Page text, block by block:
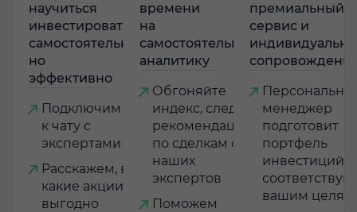
научиться
инвестировать
самостоятельно,
но
эффективно
Подключим
к чату с
экспертами
Расскажем, в
какие акции
выгодно
времени
на
самостоятельную
аналитику
Обгоняйте
индекс, следуя
рекомендациям
по сделкам от
наших
экспертов
Поможем
премиальный
сервис и
менеджер
подготовит
портфель
инвестиций,
вашим целям